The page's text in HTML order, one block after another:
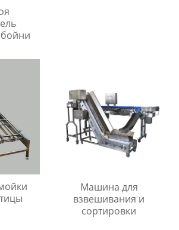
Машина для
взвешивания и
сортировки